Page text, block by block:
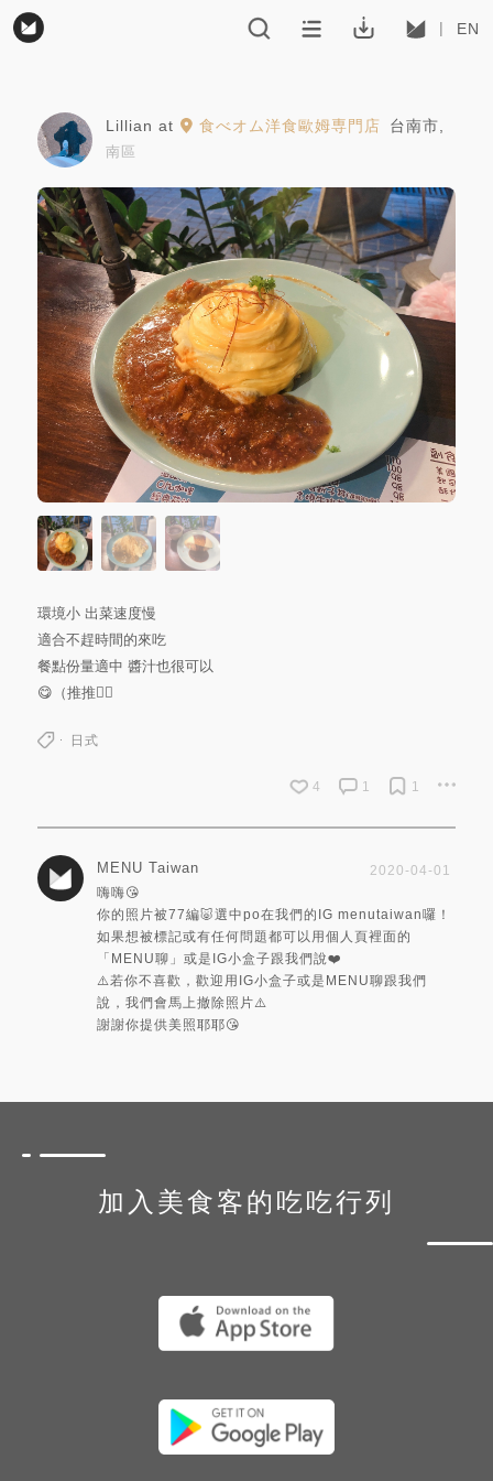
EN
Lillian at 食べオム洋食歐姆専門店 台南市
南區
環境小 出菜速度慢
適合不趕時間的來吃
餐點份量適中 醬汁也很可以
😋（推推👍🏻
日式
4 1 1
MENU Taiwan
2020-04-01
嗨嗨😘
你的照片被77編🐷選中po在我們的IG menutaiwan囉！
如果想被標記或有任何問題都可以用個人頁裡面的
「MENU聊」或是IG小盒子跟我們說❤️
⚠️若你不喜歡，歡迎用IG小盒子或是MENU聊跟我們
說，我們會馬上撤除照片⚠️
謝謝你提供美照耶耶😘
加入美食客的吃吃行列